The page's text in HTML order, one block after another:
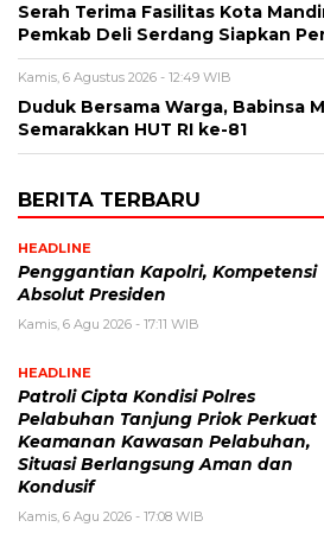
Serah Terima Fasilitas Kota
Pemkab Deli Serdang Siapkan
Kamis, 6 Agustus 2026 - 12:49 WIB
Duduk Bersama Warga, Babinsa
Semarakkan HUT RI ke-81
BERITA TERBARU
HEADLINE
Penggantian Kapolri, Kompetensi
Absolut Presiden
Kamis, 6 Agu 2026 - 17:11 WIB
HEADLINE
Patroli Cipta Kondisi Polres
Pelabuhan Tanjung Priok Perkuat
Keamanan Kawasan Pelabuhan,
Situasi Berlangsung Aman dan
Kondusif
Kamis, 6 Agu 2026 - 17:08 WIB